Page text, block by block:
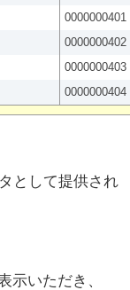
0000000401
0000000402
0000000403
0000000404
として提供され
示いただき、